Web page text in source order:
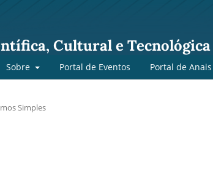
Cultural e Tecnológica
Sobre Portal de Eventos Portal de
Simples